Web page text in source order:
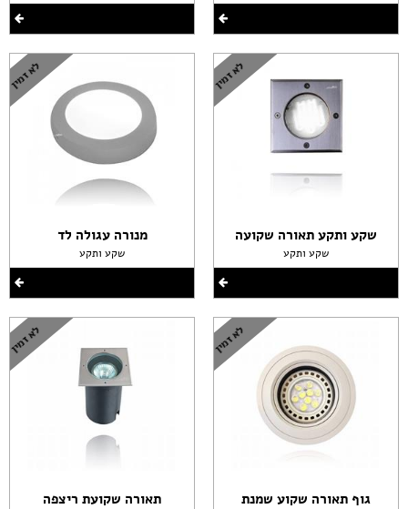
שקע ותקע תאורה שקועה
שקע ותקע
גוף תאורה שקוע שמנת
מנורה עגולה לד
שקע ותקע
תאורה שקועת ריצפה